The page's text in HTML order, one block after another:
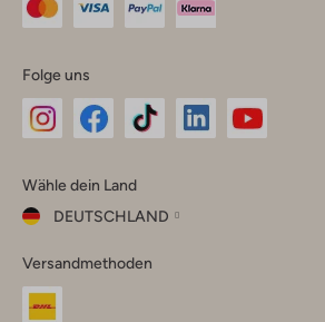
Folge uns
Instagram
Facebook
TikTok
Wähle dein Land
DEUTSCHLAND
dein
Land
Versandmethoden